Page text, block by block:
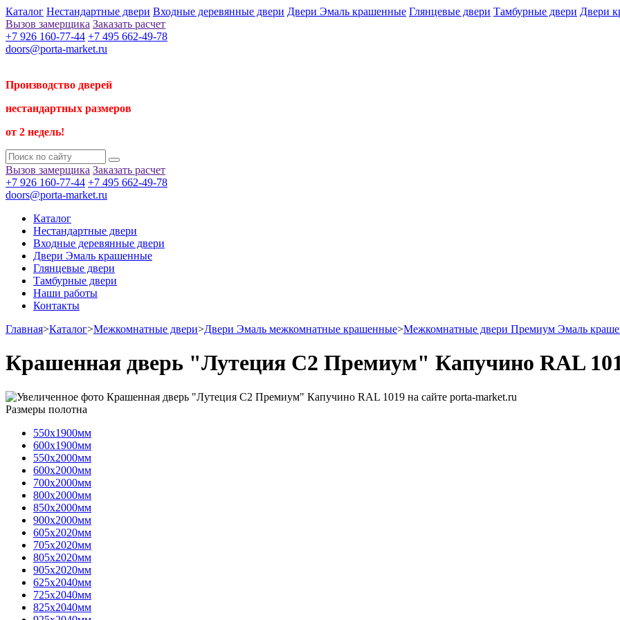
Каталог Нестандартные двери Входные деревянные двери Двери Эмаль крашенные Глянцевые двери Тамбурные двери Двери
Вызов замерщика Заказать расчет
+7 926 160-77-44 +7 495 662-49-78
doors@porta-market.ru
Производство дверей
нестандартных размеров
от 2 недель!
Вызов замерщика Заказать расчет
+7 926 160-77-44 +7 495 662-49-78
doors@porta-market.ru
Каталог
Нестандартные двери
Входные деревянные двери
Двери Эмаль крашенные
Глянцевые двери
Тамбурные двери
Наши работы
Контакты
Главная>Каталог>Межкомнатные двери>Двери Эмаль межкомнатные крашенные>Межкомнатные двери Премиум Эмаль
Крашенная дверь "Лутеция С2 Премиум" Капучино RAL
Размеры полотна
550х1900мм
600х1900мм
550х2000мм
600х2000мм
700х2000мм
800х2000мм
850х2000мм
900х2000мм
605х2020мм
705х2020мм
805х2020мм
905х2020мм
625х2040мм
725х2040мм
825х2040мм